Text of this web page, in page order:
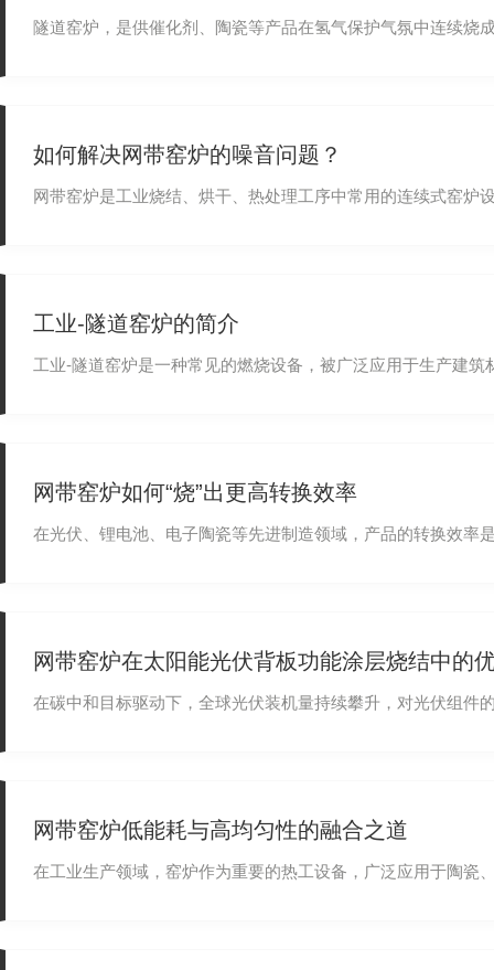
隧道窑炉，是供催化剂、陶瓷等产品在氢气保护气氛中连续烧成
如何解决网带窑炉的噪音问题？
网带窑炉是工业烧结、烘干、热处理工序中常用的连续式窑炉
工业-隧道窑炉的简介
工业-隧道窑炉是一种常见的燃烧设备，被广泛应用于生产建筑
网带窑炉如何“烧”出更高转换效率
在光伏、锂电池、电子陶瓷等先进制造领域，产品的转换
网带窑炉在太阳能光伏背板功能涂层烧结中的
在碳中和目标驱动下，全球光伏装机量持续攀升，对光伏组件
网带窑炉低能耗与高均匀性的融合之道
在工业生产领域，窑炉作为重要的热工设备，广泛应用于陶瓷